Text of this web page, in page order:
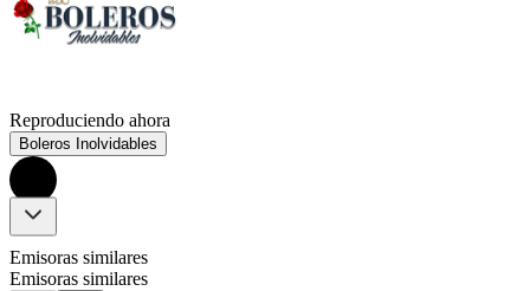
Reproduciendo ahora
Boleros Inolvidables
Emisoras similares
Emisoras similares